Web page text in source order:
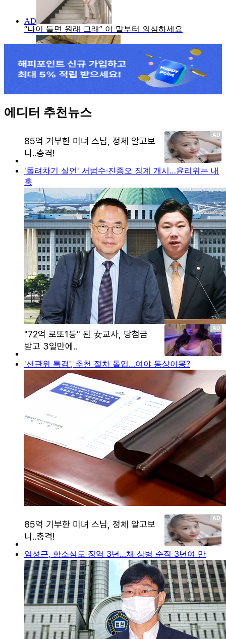
에디터 추천뉴스
'돌려차기 실언' 서범수·진종오 징계 개시…윤리위는 내
홍
'선관위 특검', 추천 절차 돌입…여야 동상이몽?
임성근, 항소심도 징역 3년…채 상병 순직 3년여 만